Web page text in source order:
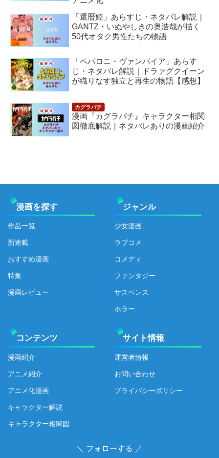
「還暦姫」あらすじ・ネタバレ解説｜
GANTZ・いぬやしきの奥浩哉が描く
50代オタク男性たちの物語
「ペパロニ・ヴァンパイア」あらす
じ・ネタバレ解説｜ドラァグクイーン
が織りなす独立と再生の物語【感想】
漫画『カグラバチ』キャラクター相関
図徹底解説｜ネタバレありの漫画紹介
漫画を探す
作品一覧
新連載
おすすめ漫画
特集
漫画レビュー
ジャンル
少女漫画
ラブコメ
コメディ
ファンタジー
サスペンス
ホラー
コンテンツ
漫画紹介
アニメ紹介
アニメ化漫画
キャラクター解説
キャラクター相関図
サイト情報
運営者情報
お問い合わせ
プライバシーポリシー
＼ フォローする ／